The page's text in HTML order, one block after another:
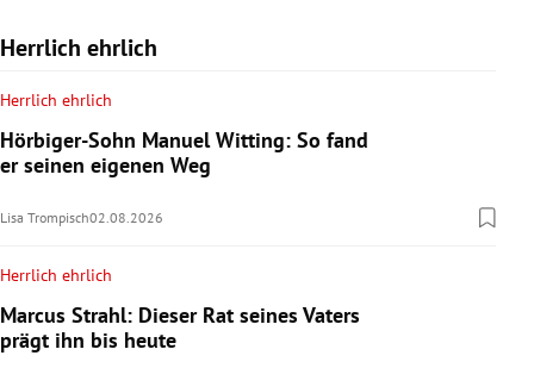
Herrlich ehrlich
Herrlich ehrlich
Hörbiger-Sohn Manuel Witting: So fand
er seinen eigenen Weg
Lisa Trompisch02.08.2026
Herrlich ehrlich
Marcus Strahl: Dieser Rat seines Vaters
prägt ihn bis heute